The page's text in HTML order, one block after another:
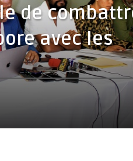
de
avec les